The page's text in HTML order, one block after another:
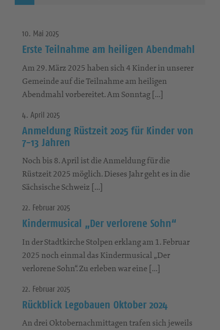
10. Mai 2025
Erste Teilnahme am heiligen Abendmahl
Am 29. März 2025 haben sich 4 Kinder in unserer
Gemeinde auf die Teilnahme am heiligen
Abendmahl vorbereitet. Am Sonntag […]
4. April 2025
Anmeldung Rüstzeit 2025 für Kinder von
7-13 Jahren
Noch bis 8. April ist die Anmeldung für die
Rüstzeit 2025 möglich. Dieses Jahr geht es in die
Sächsische Schweiz […]
22. Februar 2025
Kindermusical „Der verlorene Sohn“
In der Stadtkirche Stolpen erklang am 1. Februar
2025 noch einmal das Kindermusical „Der
verlorene Sohn“. Zu erleben war eine […]
22. Februar 2025
Rückblick Legobauen Oktober 2024
An drei Oktobernachmittagen trafen sich jeweils